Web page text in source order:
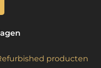
producten